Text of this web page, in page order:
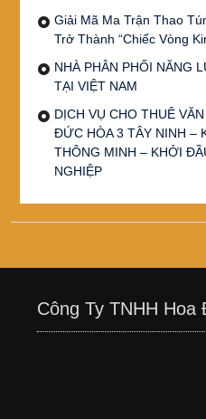
Giải Mã Ma Trận Thao
Trở Thành “Chiếc Vòng
NHÀ PHÂN PHỐI NĂNG
TẠI VIỆT NAM
DỊCH VỤ CHO THUÊ
ĐỨC HÒA 3 TÂY NINH –
THÔNG MINH – KHỞI
NGHIỆP
Công Ty TNHH